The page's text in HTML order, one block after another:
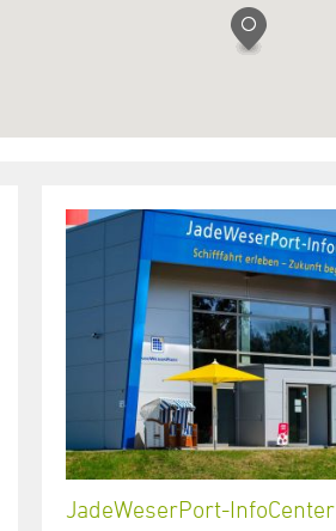
JadeWeserPort-InfoCenter